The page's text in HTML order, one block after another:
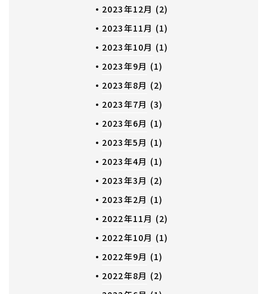
2023年12月 (2)
2023年11月 (1)
2023年10月 (1)
2023年9月 (1)
2023年8月 (2)
2023年7月 (3)
2023年6月 (1)
2023年5月 (1)
2023年4月 (1)
2023年3月 (2)
2023年2月 (1)
2022年11月 (2)
2022年10月 (1)
2022年9月 (1)
2022年8月 (2)